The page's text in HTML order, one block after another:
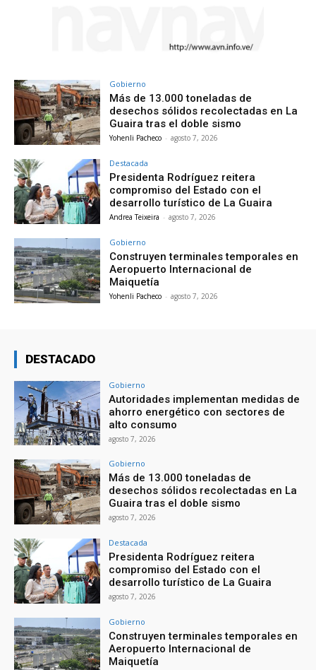
Gobierno
Más de 13.000 toneladas de
desechos sólidos recolectadas en La
Guaira tras el doble sismo
Yohenli Pacheco - agosto 7, 2026
Destacada
Presidenta Rodríguez reitera
compromiso del Estado con el
desarrollo turístico de La Guaira
Andrea Teixeira - agosto 7, 2026
Gobierno
Construyen terminales temporales en
Aeropuerto Internacional de
Maiquetía
Yohenli Pacheco - agosto 7, 2026
DESTACADO
Gobierno
Autoridades implementan medidas de
ahorro energético con sectores de
alto consumo
agosto 7, 2026
Gobierno
Más de 13.000 toneladas de
desechos sólidos recolectadas en La
Guaira tras el doble sismo
agosto 7, 2026
Destacada
Presidenta Rodríguez reitera
compromiso del Estado con el
desarrollo turístico de La Guaira
agosto 7, 2026
Gobierno
Construyen terminales temporales en
Aeropuerto Internacional de
Maiquetía